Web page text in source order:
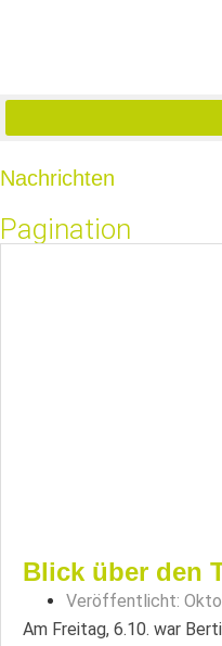
Nachrichten
Pagination
Blick über den
Veröffentlicht:
Am Freitag, 6.10. war